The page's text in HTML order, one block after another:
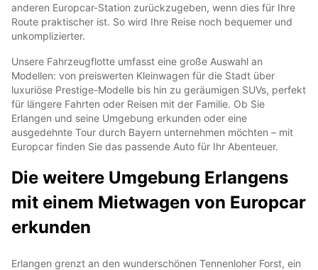
anderen Europcar-Station zurückzugeben, wenn dies für Ihre
Route praktischer ist. So wird Ihre Reise noch bequemer und
unkomplizierter.
Unsere Fahrzeugflotte umfasst eine große Auswahl an
Modellen: von preiswerten Kleinwagen für die Stadt über
luxuriöse Prestige-Modelle bis hin zu geräumigen SUVs, perfekt
für längere Fahrten oder Reisen mit der Familie. Ob Sie
Erlangen und seine Umgebung erkunden oder eine
ausgedehnte Tour durch Bayern unternehmen möchten – mit
Europcar finden Sie das passende Auto für Ihr Abenteuer.
Die weitere Umgebung Erlangens
mit einem Mietwagen von Europcar
erkunden
Erlangen grenzt an den wunderschönen Tennenloher Forst, ein